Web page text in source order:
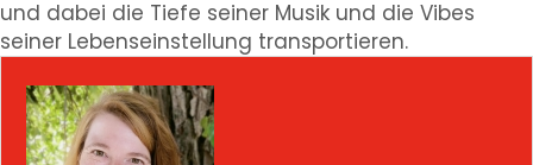
und dabei die Tiefe seiner Musik und die Vibes
seiner Lebenseinstellung transportieren.